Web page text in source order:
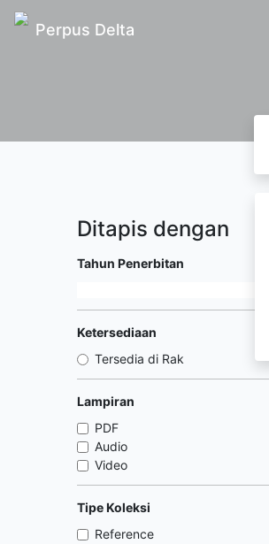
Perpus Delta
Ditapis dengan
Tahun Penerbitan
Ketersediaan
Tersedia di Rak
Lampiran
PDF
Audio
Video
Tipe Koleksi
Reference